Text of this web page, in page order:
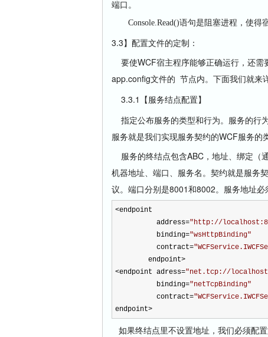
端口。
Console.Read()语句是阻塞进程，使
3.3】配置文件的定制：
要使WCF宿主程序能够正确运行，还需
app.config文件的 节点内。下面我们就来
3.3.1【服务结点配置】
指定公布服务的类型和行为。服务的行
服务就是我们实现服务契约的WCF服务的
服务的终结点包含ABC，地址、绑定（
机器地址、端口、服务名。契约就是服务
议。端口分别是8001和8002。服务地址
<endpoint
address="http://
binding="wsHttpBinding"
contract="
endpoint>
<endpoint adress="net.tcp://
binding="netTcpBinding"
contract="
endpoint>
如果终结点里不设置地址，我们必须配